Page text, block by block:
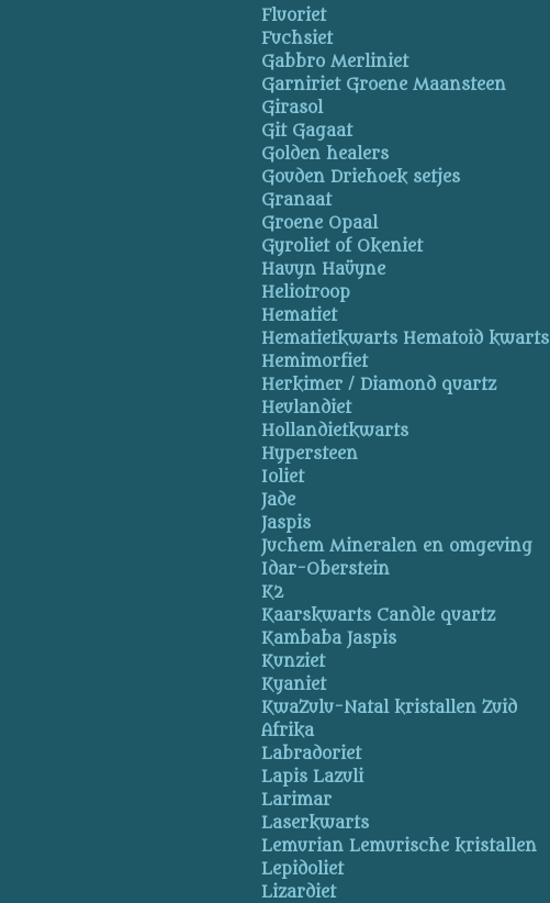
Fluoriet
Fuchsiet
Gabbro Merliniet
Garniriet Groene Maansteen
Girasol
Git Gagaat
Golden healers
Gouden Driehoek setjes
Granaat
Groene Opaal
Gyroliet of Okeniet
Hauyn Haüyne
Heliotroop
Hematiet
Hematietkwarts Hematoid kwarts
Hemimorfiet
Herkimer / Diamond quartz
Heulandiet
Hollandietkwarts
Hypersteen
Ioliet
Jade
Jaspis
Juchem Mineralen en omgeving
Idar-Oberstein
K2
Kaarskwarts Candle quartz
Kambaba Jaspis
Kunziet
Kyaniet
KwaZulu-Natal kristallen Zuid
Afrika
Labradoriet
Lapis Lazuli
Larimar
Laserkwarts
Lemurian Lemurische kristallen
Lepidoliet
Lizardiet